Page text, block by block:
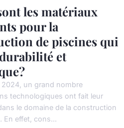
les matériaux
pour la
de piscines qui
et
2024, un grand nombre
technologiques ont fait leur
le domaine de la construction
En effet, cons...